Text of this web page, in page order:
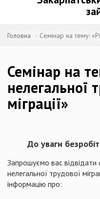
Головна Семінар на тему:
Семінар на
нелегальної
міграції»
До уваги
Запрошуємо вас відвідати
нелегальної трудової
інформацію про: